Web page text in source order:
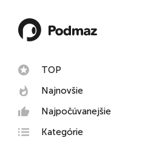
TOP
Najnovšie
Najpočúvanejšie
Kategórie